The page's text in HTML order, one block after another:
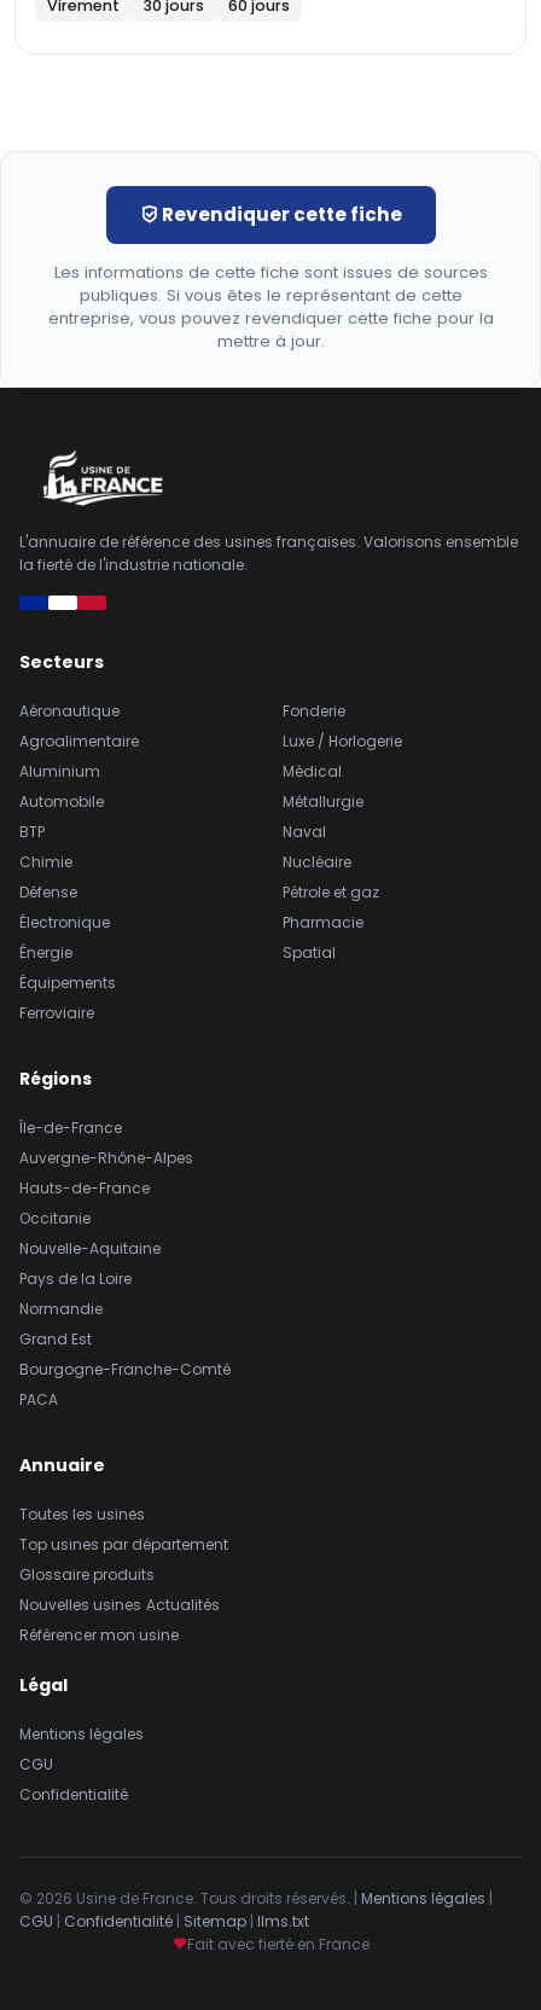
Virement 30 jours 60 jours
Revendiquer cette fiche
Les informations de cette fiche sont issues de sources
publiques. Si vous êtes le représentant de cette
entreprise, vous pouvez revendiquer cette fiche pour la
mettre à jour.
L'annuaire de référence des usines françaises. Valorisons ensemble
la fierté de l'industrie nationale.
Secteurs
Aéronautique
Agroalimentaire
Aluminium
Automobile
BTP
Chimie
Défense
Électronique
Énergie
Équipements
Ferroviaire
Fonderie
Luxe / Horlogerie
Médical
Métallurgie
Naval
Nucléaire
Pétrole et gaz
Pharmacie
Spatial
Régions
Île-de-France
Auvergne-Rhône-Alpes
Hauts-de-France
Occitanie
Nouvelle-Aquitaine
Pays de la Loire
Normandie
Grand Est
Bourgogne-Franche-Comté
PACA
Annuaire
Toutes les usines
Top usines par département
Glossaire produits
Nouvelles usines Actualités
Référencer mon usine
Légal
Mentions légales
CGU
Confidentialité
© 2026 Usine de France. Tous droits réservés. | Mentions légales |
CGU | Confidentialité | Sitemap | llms.txt
Fait avec fierté en France